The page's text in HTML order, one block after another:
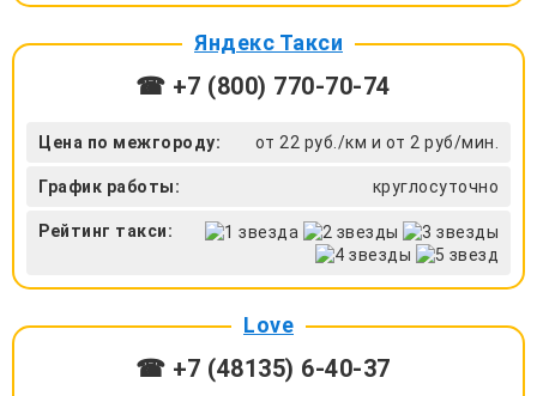
Яндекс Такси
☎ +7 (800) 770-70-74
Цена по межгороду: от 22 руб./км и от 2 руб/мин.
График работы: круглосуточно
Рейтинг такси:
Love
☎ +7 (48135) 6-40-37